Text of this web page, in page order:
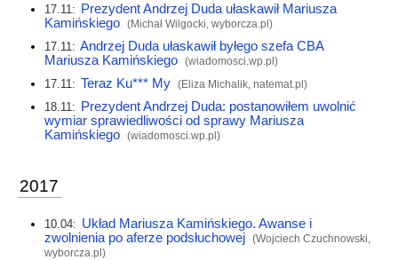
17.11: Prezydent Andrzej Duda ułaskawił Mariusza
Kamińskiego (Michał Wilgocki, wyborcza.pl)
17.11: Andrzej Duda ułaskawił byłego szefa CBA
Mariusza Kamińskiego (wiadomosci.wp.pl)
17.11: Teraz Ku*** My (Eliza Michalik, natemat.pl)
18.11: Prezydent Andrzej Duda: postanowiłem uwolnić
wymiar sprawiedliwości od sprawy Mariusza
Kamińskiego (wiadomosci.wp.pl)
2017
10.04: Układ Mariusza Kamińskiego. Awanse i
zwolnienia po aferze podsłuchowej (Wojciech Czuchnowski,
wyborcza.pl)